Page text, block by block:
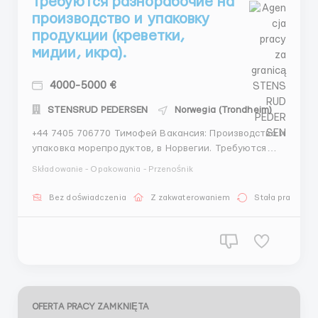
производство и упаковку
продукции (креветки,
мидии, икра).
4000-5000 €
STENSRUD PEDERSEN Norwegia (Trondheim)
‪+44 7405 706770 Тимофей Вакансия: Производство и
упаковка морепродуктов, в Норвегии. Требуются
мужчины и женщины в возрасте от 20 до 50 лет
и маркировке продукции: Упаковка морепродуктов,
Składowanie - Opakowania - Przenośnik
Bez doświadczenia Z zakwaterowaniem Stała praca
OFERTA PRACY ZAMKNIĘTA